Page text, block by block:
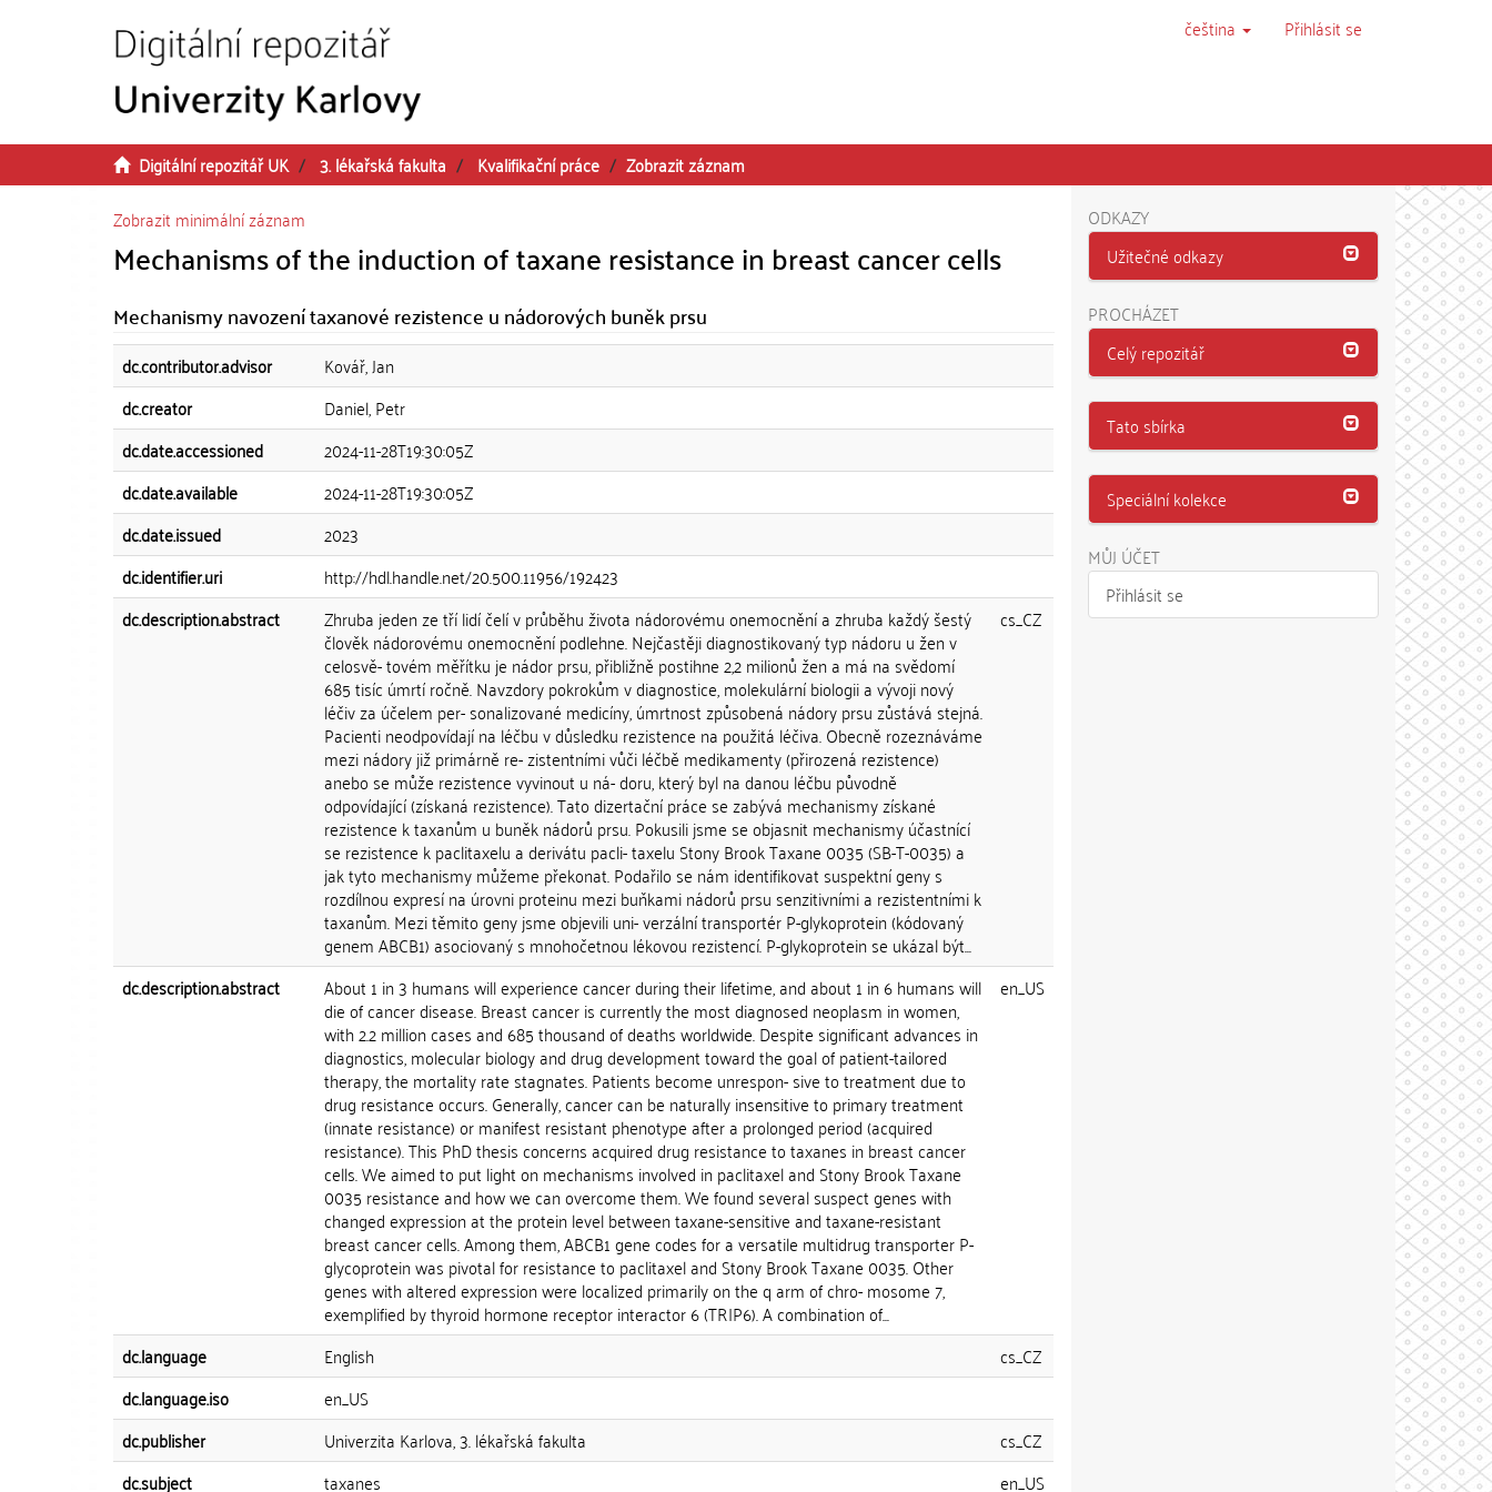
čeština Přihlásit se
Digitální repozitář UK 3. lékařská fakulta Kvalifikační práce
Zobrazit záznam
Zobrazit minimální záznam
Mechanisms of the induction of taxane resistance in breast cancer cells
Mechanismy navození taxanové rezistence u nádorových buněk prsu
dc.contributor.advisor
Kovář, Jan
dc.creator
Daniel, Petr
dc.date.accessioned
2024-11-28T19:30:05Z
dc.date.available
2024-11-28T19:30:05Z
dc.date.issued
2023
dc.identifier.uri
http://hdl.handle.net/20.500.11956/192423
dc.description.abstract
Zhruba jeden ze tří lidí čelí v průběhu života nádorovému onemocnění a zhruba každý šestý
člověk nádorovému onemocnění podlehne. Nejčastěji diagnostikovaný typ nádoru u žen v
celosvě- tovém měřítku je nádor prsu, přibližně postihne 2,2 milionů žen a má na svědomí
685 tisíc úmrtí ročně. Navzdory pokrokům v diagnostice, molekulární biologii a vývoji nový
léčiv za účelem per- sonalizované medicíny, úmrtnost způsobená nádory prsu zůstává stejná.
Pacienti neodpovídají na léčbu v důsledku rezistence na použitá léčiva. Obecně rozeznáváme
mezi nádory již primárně re- zistentními vůči léčbě medikamenty (přirozená rezistence)
anebo se může rezistence vyvinout u ná- doru, který byl na danou léčbu původně
odpovídající (získaná rezistence). Tato dizertační práce se zabývá mechanismy získané
rezistence k taxanům u buněk nádorů prsu. Pokusili jsme se objasnit mechanismy účastnící
se rezistence k paclitaxelu a derivátu pacli- taxelu Stony Brook Taxane 0035 (SB-T-0035) a
jak tyto mechanismy můžeme překonat. Podařilo se nám identifikovat suspektní geny s
rozdílnou expresí na úrovni proteinu mezi buňkami nádorů prsu senzitivními a rezistentními k
taxanům. Mezi těmito geny jsme objevili uni- verzální transportér P-glykoprotein (kódovaný
genem ABCB1) asociovaný s mnohočetnou lékovou rezistencí. P-glykoprotein se ukázal být...
cs_CZ
dc.description.abstract About 1 in 3 humans will experience cancer during their lifetime, and about 1 in 6 humans will
die of cancer disease. Breast cancer is currently the most diagnosed neoplasm in women,
with 2.2 million cases and 685 thousand of deaths worldwide. Despite significant advances in
diagnostics, molecular biology and drug development toward the goal of patient-tailored
therapy, the mortality rate stagnates. Patients become unrespon- sive to treatment due to
drug resistance occurs. Generally, cancer can be naturally insensitive to primary treatment
(innate resistance) or manifest resistant phenotype after a prolonged period (acquired
resistance). This PhD thesis concerns acquired drug resistance to taxanes in breast cancer
cells. We aimed to put light on mechanisms involved in paclitaxel and Stony Brook Taxane
0035 resistance and how we can overcome them. We found several suspect genes with
changed expression at the protein level between taxane-sensitive and taxane-resistant
breast cancer cells. Among them, ABCB1 gene codes for a versatile multidrug transporter P-
glycoprotein was pivotal for resistance to paclitaxel and Stony Brook Taxane 0035. Other
genes with altered expression were localized primarily on the q arm of chro- mosome 7,
exemplified by thyroid hormone receptor interactor 6 (TRIP6). A combination of...
en_US
dc.language English
cs_CZ
dc.language.iso
en_US
dc.publisher
Univerzita Karlova, 3. lékařská fakulta
cs_CZ
dc.subject
taxanes
en_US
ODKAZY
Užitečné odkazy
PROCHÁZET
Celý repozitář
Tato sbírka
Speciální kolekce
MŮJ ÚČET
Přihlásit se